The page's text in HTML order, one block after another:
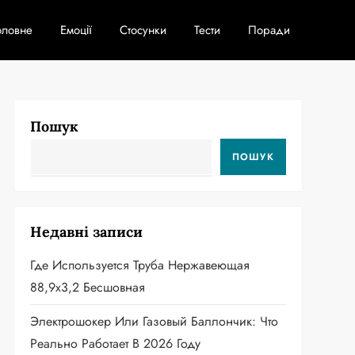
Емоції Стосунки Тести Поради
Пошук
ПОШУК
Недавні записи
Где Используется Труба Нержавеющая
88,9х3,2 Бесшовная
Электрошокер Или Газовый Баллончик: Что
Реально Работает В 2026 Году